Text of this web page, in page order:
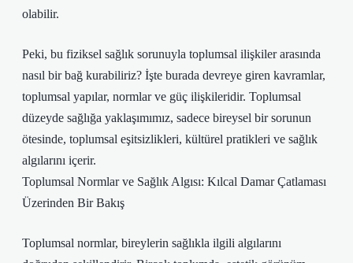
olabilir.
Peki, bu fiziksel sağlık sorunuyla toplumsal ilişkiler arasında
nasıl bir bağ kurabiliriz? İşte burada devreye giren kavramlar,
toplumsal yapılar, normlar ve güç ilişkileridir. Toplumsal
düzeyde sağlığa yaklaşımımız, sadece bireysel bir sorunun
ötesinde, toplumsal eşitsizlikleri, kültürel pratikleri ve sağlık
algılarını içerir.
Toplumsal Normlar ve Sağlık Algısı: Kılcal Damar Çatlaması
Üzerinden Bir Bakış
Toplumsal normlar, bireylerin sağlıkla ilgili algılarını